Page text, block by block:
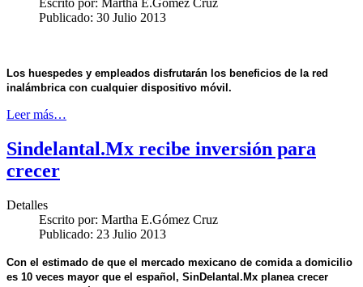
Escrito por: Martha E.Gómez Cruz
Publicado: 30 Julio 2013
Los huespedes y empleados disfrutarán los beneficios de la red
inalámbrica con cualquier dispositivo móvil.
Leer más…
Sindelantal.Mx recibe inversión para
crecer
Detalles
Escrito por: Martha E.Gómez Cruz
Publicado: 23 Julio 2013
Con el estimado de que el mercado mexicano de comida a domicilio
es 10 veces mayor que el español, SinDelantal.Mx planea crecer